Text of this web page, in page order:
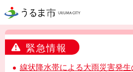
うるま市
緊急情報
線状降水帯による大雨災害発